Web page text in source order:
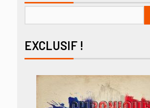
EXCLUSIF !